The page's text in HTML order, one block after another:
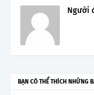
Người
BẠN CÓ THỂ THÍCH NHỮNG